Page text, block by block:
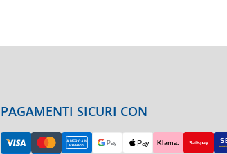
PAGAMENTI SICURI CON